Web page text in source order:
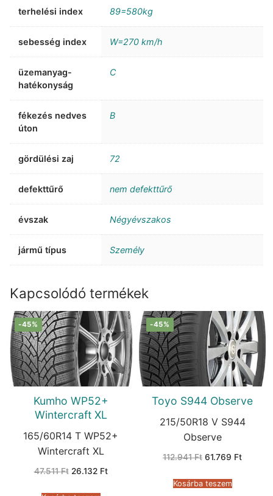
terhelési index 89=580kg
sebesség index W=270 km/h
üzemanyag-
hatékonyság
C
fékezés nedves
úton
B
gördülési zaj 72
defekttűrő nem defekttűrő
évszak Négyévszakos
jármű típus Személy
Kapcsolódó termékek
-45%
Kumho WP52+
Wintercraft XL
165/60R14 T WP52+
Wintercraft XL
47.511Ft Original
26.132 FtCurrent
-45%
Toyo S944 Observe
215/50R18 V S944
Observe
112.941Ft Original
112.941 Ft.
61.769 FtCurrent
Kosárba teszem